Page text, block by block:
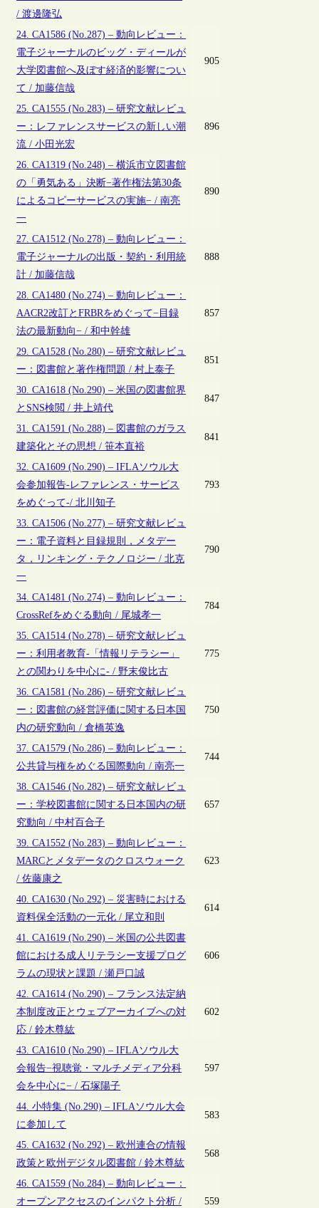
/ 渡邊隆弘
24. CA1586 (No.287) – 動向レビュー：
電子ジャーナルのビッグ・ディールが
大学図書館へ及ぼす経済的影響につい
て / 加藤信哉
905
25. CA1555 (No.283) – 研究文献レビュ
ー：レファレンスサービスの新しい潮
流 / 小田光宏
896
26. CA1319 (No.248) – 横浜市立図書館
の「勇気ある」決断−著作権法第30条
によるコピーサービスの実施− / 南亮
一
890
27. CA1512 (No.278) – 動向レビュー：
電子ジャーナルの出版・契約・利用統
計 / 加藤信哉
888
28. CA1480 (No.274) – 動向レビュー：
AACR2改訂とFRBRをめぐって−目録
法の最新動向− / 和中幹雄
857
29. CA1528 (No.280) – 研究文献レビュ
ー：図書館と著作権問題 / 村上泰子
851
30. CA1618 (No.290) – 米国の図書館界
とSNS検閲 / 井上靖代
847
31. CA1591 (No.288) – 図書館のガラス
建築化とその思想 / 笹本直裕
841
32. CA1609 (No.290) – IFLAソウル大
会参加報告‐レファレンス・サービス
をめぐって‐/ 北川知子
793
33. CA1506 (No.277) – 研究文献レビュ
ー：電子資料と目録規則，メタデー
タ，リンキング・テクノロジー / 北克
一
790
34. CA1481 (No.274) – 動向レビュー：
CrossRefをめぐる動向 / 尾城孝一
784
35. CA1514 (No.278) – 研究文献レビュ
ー：利用者教育-「情報リテラシー」
との関わりを中心に- / 野末俊比古
775
36. CA1581 (No.286) – 研究文献レビュ
ー：図書館の経営評価に関する日本国
内の研究動向 / 倉橋英逸
750
37. CA1579 (No.286) – 動向レビュー：
公共貸与権をめぐる国際動向 / 南亮一
744
38. CA1546 (No.282) – 研究文献レビュ
ー：学校図書館に関する日本国内の研
究動向 / 中村百合子
657
39. CA1552 (No.283) – 動向レビュー：
MARCとメタデータのクロスウォーク
/ 佐藤康之
623
40. CA1630 (No.292) – 災害時における
資料保全活動の一元化 / 尾立和則
614
41. CA1619 (No.290) – 米国の公共図書
館における成人リテラシー支援プログ
ラムの現状と課題 / 瀬戸口誠
606
42. CA1614 (No.290) – フランス法定納
本制度改正とウェブアーカイブへの対
応 / 鈴木尊紘
602
43. CA1610 (No.290) – IFLAソウル大
会報告−視聴覚・マルチメディア分科
会を中心に− / 石塚陽子
597
44. 小特集 (No.290) – IFLAソウル大会
に参加して
583
45. CA1632 (No.292) – 欧州連合の情報
政策と欧州デジタル図書館 / 鈴木尊紘
568
46. CA1559 (No.284) – 動向レビュー：
オープンアクセスのインパクト分析 /
559